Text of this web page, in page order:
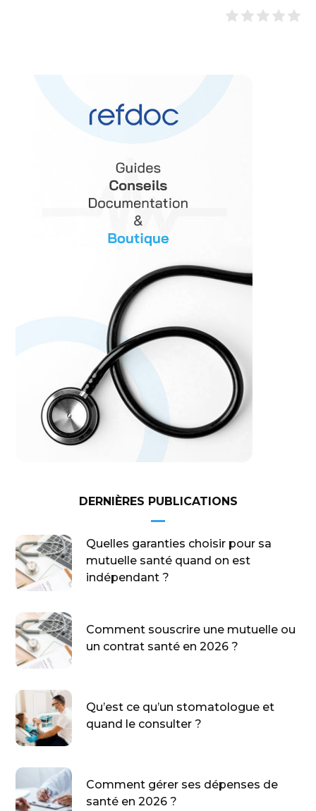
DERNIÈRES PUBLICATIONS
Quelles garanties choisir pour sa
mutuelle santé quand on est
indépendant ?
Comment souscrire une mutuelle ou
un contrat santé en 2026 ?
Qu’est ce qu’un stomatologue et
quand le consulter ?
Comment gérer ses dépenses de
santé en 2026 ?